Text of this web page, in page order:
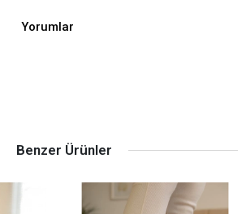
Yorumlar
Benzer Ürünler